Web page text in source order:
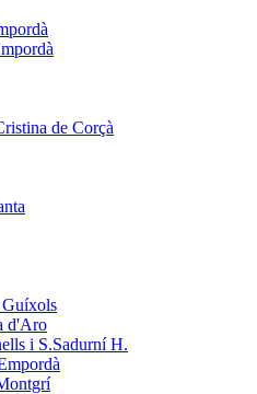
de Corçà
Guíxols
d'Aro
i S.Sadurní H.